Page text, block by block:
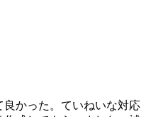
かった。ていねいな対応